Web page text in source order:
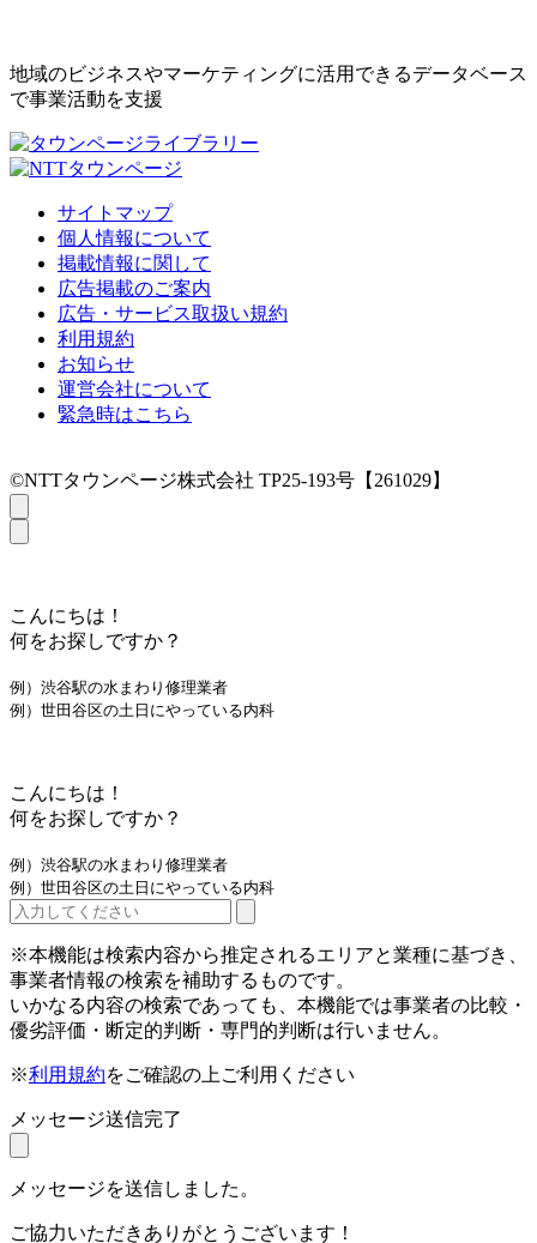
地域のビジネスやマーケティングに活用できるデータベース
で事業活動を支援
サイトマップ
個人情報について
掲載情報に関して
広告掲載のご案内
広告・サービス取扱い規約
利用規約
お知らせ
運営会社について
緊急時はこちら
©NTTタウンページ株式会社 TP25-193号【261029】
こんにちは！
何をお探しですか？
例）渋谷駅の水まわり修理業者
例）世田谷区の土日にやっている内科
こんにちは！
何をお探しですか？
例）渋谷駅の水まわり修理業者
例）世田谷区の土日にやっている内科
※本機能は検索内容から推定されるエリアと業種に基づき、
事業者情報の検索を補助するものです。
いかなる内容の検索であっても、本機能では事業者の比較・
優劣評価・断定的判断・専門的判断は行いません。
※利用規約をご確認の上ご利用ください
メッセージ送信完了
メッセージを送信しました。
ご協力いただきありがとうございます！